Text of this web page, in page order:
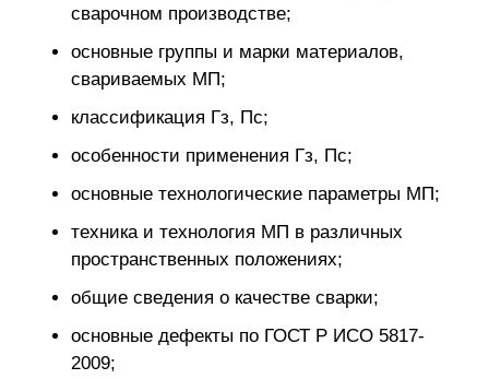
сварочном производстве;
основные группы и марки материалов,
свариваемых МП;
классификация Гз, Пс;
особенности применения Гз, Пс;
основные технологические параметры МП;
техника и технология МП в различных
пространственных положениях;
общие сведения о качестве сварки;
основные дефекты по ГОСТ Р ИСО 5817-
2009;